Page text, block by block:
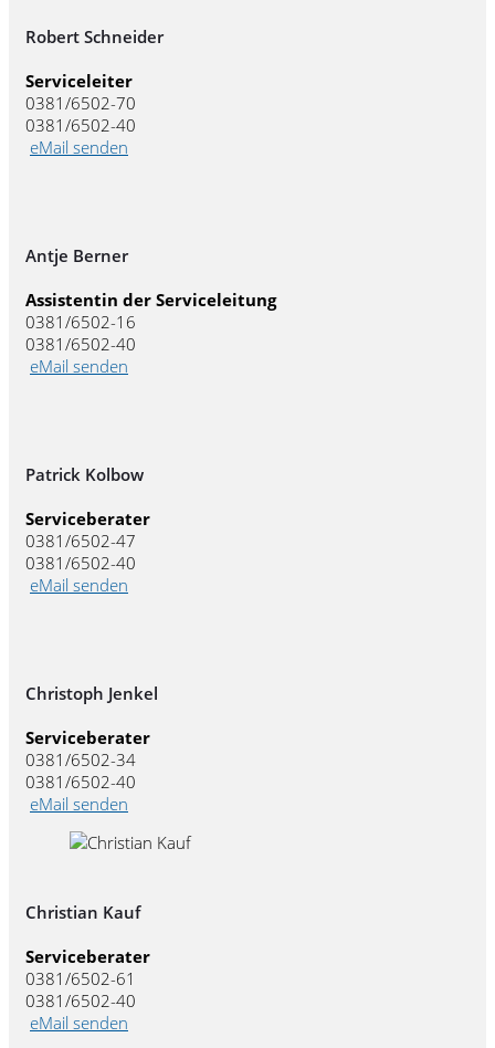
Robert Schneider
Serviceleiter
0381/6502-70
0381/6502-40
eMail senden
Antje Berner
Assistentin der Serviceleitung
0381/6502-16
0381/6502-40
eMail senden
Patrick Kolbow
Serviceberater
0381/6502-47
0381/6502-40
eMail senden
Christoph Jenkel
Serviceberater
0381/6502-34
0381/6502-40
eMail senden
Christian Kauf
Serviceberater
0381/6502-61
0381/6502-40
eMail senden